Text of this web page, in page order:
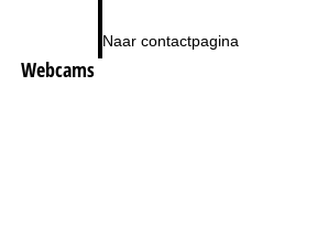
Naar contactpagina
Webcams